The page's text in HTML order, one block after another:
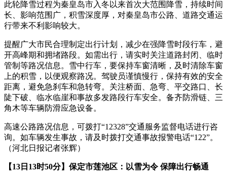
此轮降雪过程为秦皇岛市入冬以来首次大范围降雪，持续时间
长、影响范围广，积雪深度厚，对秦皇岛市公路、道路交通运
行带来不利影响较大。
提醒广大市民合理制定出行计划，减少在强降雪时段行车，避
开高峰期和拥堵路段。如需出行，请实时关注道路封闭、临时
管制等路况信息。雪中行车，要保持车窗清晰，及时清除车窗
上的积雪，以便观察路况。驾驶员谨慎慢行，保持有效的安全
距离，避免急刹车和急转弯。关注桥面、急弯、平交路口、长
陡下破、临水临崖和事故多发路段行车安全。备齐防滑链、三
角木等车辆防滑应急设备。
高速公路路况信息，可拨打“12328”交通服务监督电话进行咨
询。如车辆发生事故，请及时拨打交通事故报警电话“122”。
（河北日报记者张辉）
【13日13时50分】保定市莲池区：以雪为令 保障出行畅通